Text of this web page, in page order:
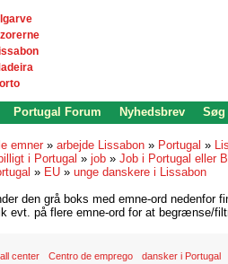
Portugal Forum Nyhedsbrev Søg
emner » arbejde Lissabon » Portugal »
billigt i Portugal » job » Job i Portugal eller
» EU » unge danskere i Lissabon
den grå boks med emne-ord nedenfor
evt. på flere emne-ord for at begrænse/
center Centro de emprego dansker i Portugal